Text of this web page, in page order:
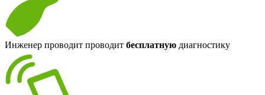
Инженер проводит проводит бесплатную диагностику